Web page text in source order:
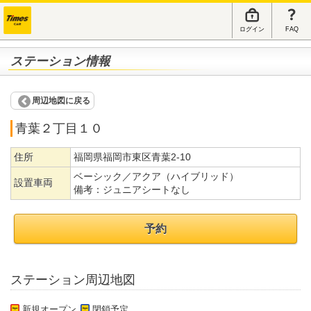
ログイン FAQ
ステーション情報
周辺地図に戻る
青葉２丁目１０
住所 福岡県福岡市東区青葉2-10
設置車両
ベーシック／アクア（ハイブリッド）
備考： ジュニアシートなし
予約
ステーション周辺地図